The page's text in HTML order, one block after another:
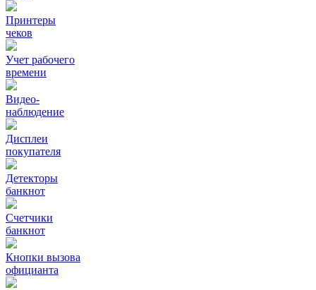
Принтеры
чеков
Учет рабочего
времени
Видео‑
наблюдение
Дисплеи
покупателя
Детекторы
банкнот
Счетчики
банкнот
Кнопки вызова
официанта